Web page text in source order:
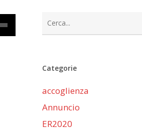
Categorie
accoglienza
Annuncio
ER2020